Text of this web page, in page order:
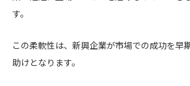
す。
この柔軟性は、新興企業が市場での成功を早
助けとなります。